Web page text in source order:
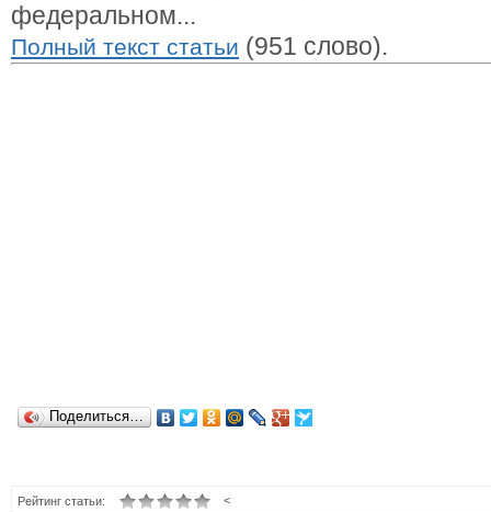
федеральном...
Полный текст статьи (951 слово).
Поделиться…
<
Рейтинг статьи: